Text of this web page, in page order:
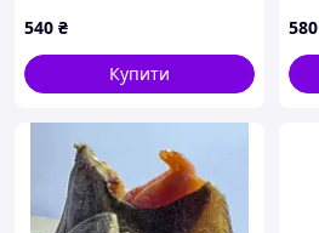
540 ₴
Купити
580